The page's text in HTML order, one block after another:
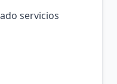
servicios